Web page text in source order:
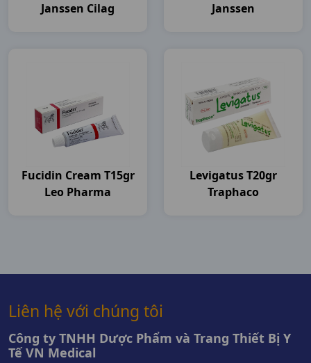
Janssen Cilag
Janssen
Fucidin Cream T15gr
Leo Pharma
Levigatus T20gr
Traphaco
Liên hệ với chúng tôi
Công ty TNHH Dược Phẩm và Trang Thiết Bị Y
Tế VN Medical